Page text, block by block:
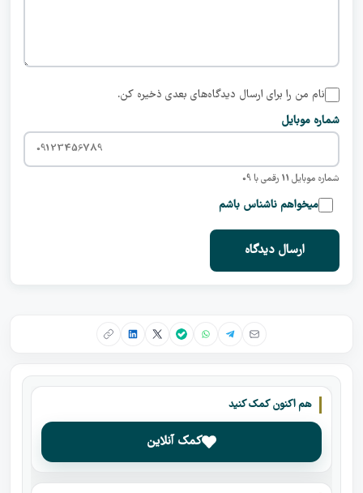
نام من را برای ارسال دیدگاه‌های بعدی ذخیره کن.
شماره موبایل
شماره موبایل 11 رقمی با 09
میخواهم ناشناس باشم
ارسال دیدگاه
هم اکنون کمک کنید
کمک آنلاین